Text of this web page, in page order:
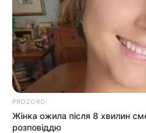
PROZORO
Жінка ожила після 8 хвилин
розповіддю